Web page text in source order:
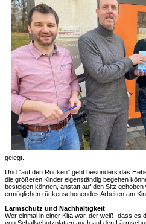
gelegt.
Und "auf den Rücken" geht besonders das
die größeren Kinder eigenständig begehen
besteigen können, anstatt auf den Sitz
ermöglichen rückenschonendes Arbeiten am
Lärmschutz und Nachhaltigkeit
Wer einmal in einer Kita war, der weiß, dass es